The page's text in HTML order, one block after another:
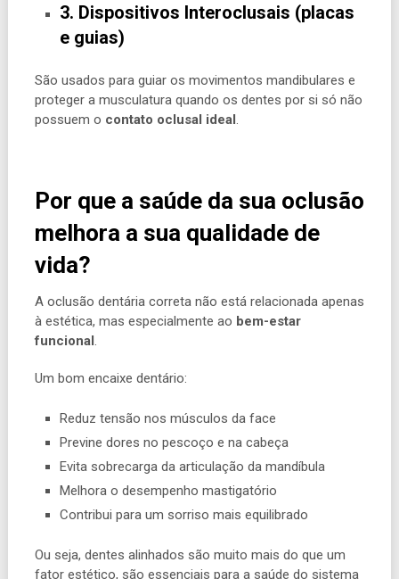
3. Dispositivos Interoclusais (placas
e guias)
São usados para guiar os movimentos mandibulares e
proteger a musculatura quando os dentes por si só não
possuem o contato oclusal ideal .
Por que a saúde da sua oclusão
melhora a sua qualidade de
vida?
A oclusão dentária correta não está relacionada apenas
à estética, mas especialmente ao bem-estar
funcional .
Um bom encaixe dentário:
Reduz tensão nos músculos da face
Previne dores no pescoço e na cabeça
Evita sobrecarga da articulação da mandíbula
Melhora o desempenho mastigatório
Contribui para um sorriso mais equilibrado
Ou seja, dentes alinhados são muito mais do que um
fator estético, são essenciais para a saúde do sistema